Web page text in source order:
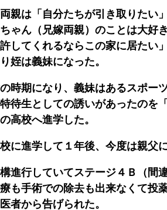
親は「自分たちが引き取りたい
ゃん（兄嫁両親）のことは大好
してくれるならこの家に居たい
姪は義妹になった。
時期になり、義妹はあるスポー
待生としての誘いがあったのを
高校へ進学した。
に進学して１年後、今度は親父
進行していてステージ４Ｂ（間
も手術での除去も出来なくて投
者から告げられた。